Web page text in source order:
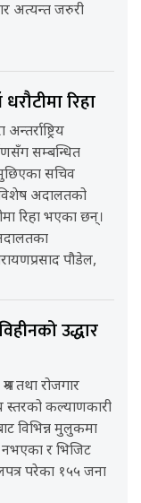
अत्यन्त जरुरी
रिहा
सम्बन्धित
मुछिएका सचिव
अदालतको
रिहा भएका छन्।
पौडेल,
उद्धार
तथा रोजगार
स्तरको कल्याणकारी
विभिन्न मुलुकमा
र भिजिट
परेका १५५ जना